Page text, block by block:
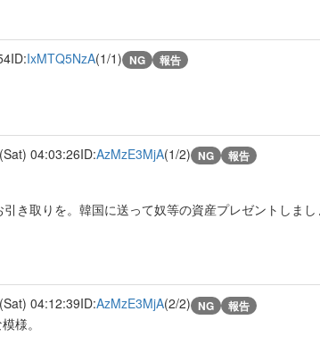
ID:IxMTQ5NzA(1/1) NG 報告
04:03:26ID:AzMzE3MjA(1/2) NG 報告
き取りを。韓国に送って奴等の資産プレゼントしまし
04:12:39ID:AzMzE3MjA(2/2) NG 報告
様。